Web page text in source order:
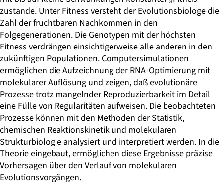
zustande. Unter Fitness versteht der Evolutionsbiologe die
Zahl der fruchtbaren Nachkommen in den
Folgegenerationen. Die Genotypen mit der höchsten
Fitness verdrängen einsichtigerweise alle anderen in den
zukünftigen Populationen. Computersimulationen
ermöglichen die Aufzeichnung der RNA-Optimierung mit
molekularer Auflösung und zeigen, daß evolutionäre
Prozesse trotz mangelnder Reproduzierbarkeit im Detail
eine Fülle von Regularitäten aufweisen. Die beobachteten
Prozesse können mit den Methoden der Statistik,
chemischen Reaktionskinetik und molekularen
Strukturbiologie analysiert und interpretiert werden. In die
Theorie eingebaut, ermöglichen diese Ergebnisse präzise
Vorhersagen über den Verlauf von molekularen
Evolutionsvorgängen.